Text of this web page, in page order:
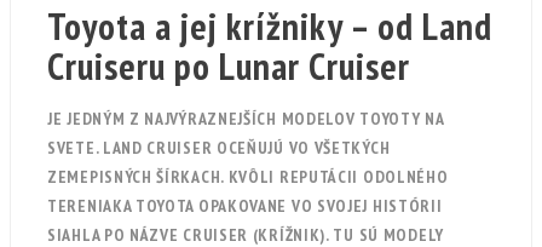
Toyota a jej krížniky – od Land
Cruiseru po Lunar Cruiser
JE JEDNÝM Z NAJVÝRAZNEJŠÍCH MODELOV TOYOTY NA
SVETE. LAND CRUISER OCEŇUJÚ VO VŠETKÝCH
ZEMEPISNÝCH ŠÍRKACH. KVÔLI REPUTÁCII ODOLNÉHO
TERENIAKA TOYOTA OPAKOVANE VO SVOJEJ HISTÓRII
SIAHLA PO NÁZVE CRUISER (KRÍŽNIK). TU SÚ MODELY